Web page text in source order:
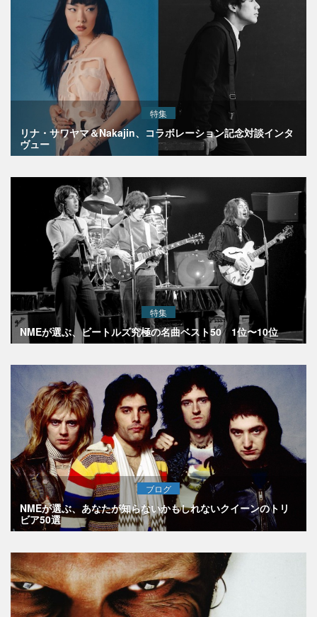
特集
リナ・サワヤマ＆Nakajin、コラボレーション記念対談インタ
ヴュー
特集
NMEが選ぶ、ビートルズ究極の名曲ベスト50 1位〜10位
ブログ
NMEが選ぶ、あなたが知らないかもしれないクイーンのトリ
ビア50選